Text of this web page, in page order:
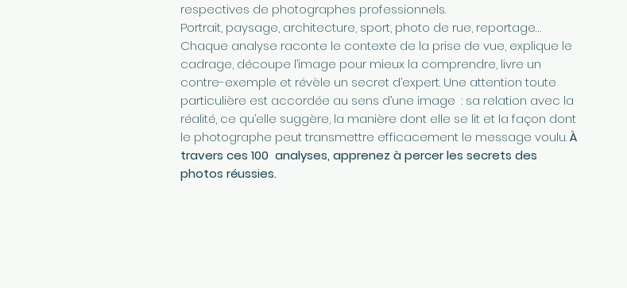
respectives de photographes professionnels.
Portrait, paysage, architecture, sport, photo de rue, reportage…
Chaque analyse raconte le contexte de la prise de vue, explique le
cadrage, découpe l’image pour mieux la comprendre, livre un
contre-exemple et révèle un secret d’expert. Une attention toute
particulière est accordée au sens d’une image : sa relation avec la
réalité, ce qu’elle suggère, la manière dont elle se lit et la façon dont
le photographe peut transmettre efficacement le message voulu.À
travers ces 100 analyses, apprenez à percer les secrets des
photos réussies.